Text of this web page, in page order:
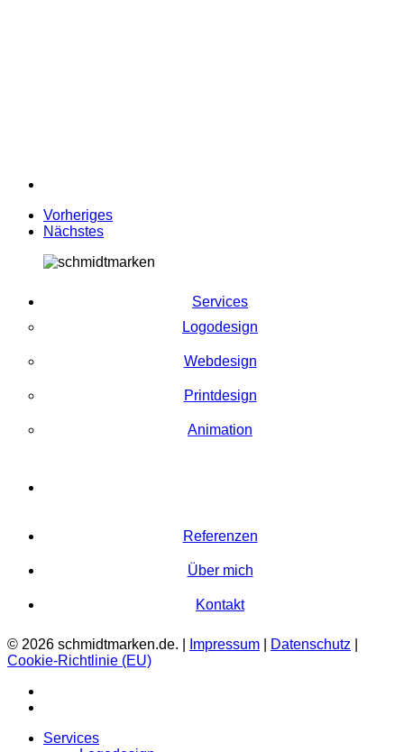
Vorheriges
Nächstes
Services
Logodesign
Webdesign
Printdesign
Animation
Referenzen
Über mich
Kontakt
© 2026 schmidtmarken.de. | Impressum Datenschutz
Cookie-Richtlinie (EU)
Close Services